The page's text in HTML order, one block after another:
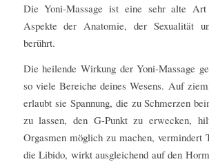
Die Yoni-Massage ist eine sehr alte
Aspekte der Anatomie, der Sexualität
berührt.
Die heilende Wirkung der Yoni-Massage
so viele Bereiche deines Wesens. Auf
erlaubt sie Spannung, die zu Schmerzen
zu lassen, den G-Punkt zu erwecken,
Orgasmen möglich zu machen, vermindert
die Libido, wirkt ausgleichend auf den